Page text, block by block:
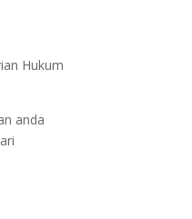
Hukum
anda